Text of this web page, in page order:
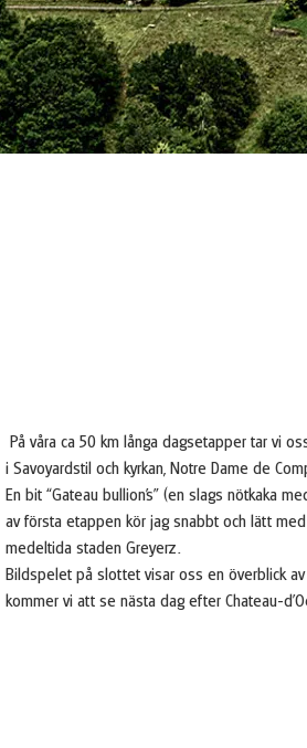
På våra ca 50 km långa dagsetapper tar vi
i Savoyardstil och kyrkan, Notre Dame de
En bit “Gateau bullion’s” (en slags nötkaka
av första etappen kör jag snabbt och lätt
medeltida staden Greyerz.
Bildspelet på slottet visar oss en överblick av
kommer vi att se nästa dag efter Chateau-